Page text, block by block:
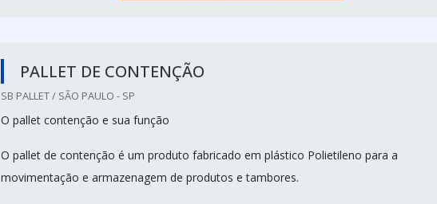
PALLET DE CONTENÇÃO
SB PALLET / SÃO PAULO - SP
O pallet contenção e sua função
O pallet de contenção é um produto fabricado em plástico Polietileno para a
movimentação e armazenagem de produtos e tambores.